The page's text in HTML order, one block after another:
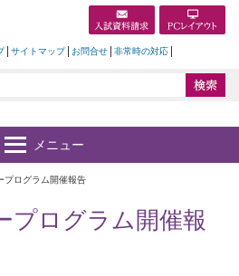
サイトマップ お問合せ 非常時の対応
プログラム開催報告
プログラム開催報